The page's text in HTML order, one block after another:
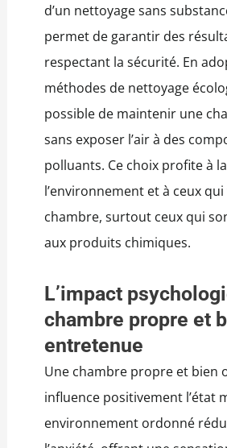
d’un nettoyage sans
permet de garantir des
respectant la sécurité. En
méthodes de nettoyage
possible de maintenir une
sans exposer l’air à des
polluants. Ce choix profite à
l’environnement et à ceux
chambre, surtout ceux qui
aux produits chimiques.
L’impact
chambre propre et
entretenue
Une chambre propre et bien
influence positivement l’état
environnement ordonné